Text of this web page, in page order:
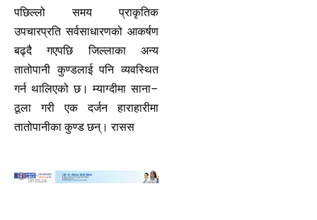
पछिल्लो समय प्राकृतिक
उपचारप्रति सर्वसाधारणको आकर्षण
बढ्दै गएपछि जिल्लाका अन्य
तातोपानी कुण्डलाई पनि व्यवस्थित
गर्न थालिएको छ। म्याग्दीमा साना–
ठूला गरी एक दर्जन हाराहारीमा
तातोपानीका कुण्ड छन्। रासस